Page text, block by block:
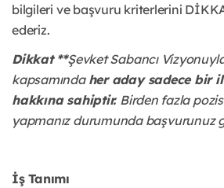
bilgileri ve başvuru kriterlerini
ederiz.
Dikkat **Şevket Sabancı
kapsamında her aday sadece bir
hakkına sahiptir. Birden fazla
yapmanız durumunda başvurunuz
İş Tanımı